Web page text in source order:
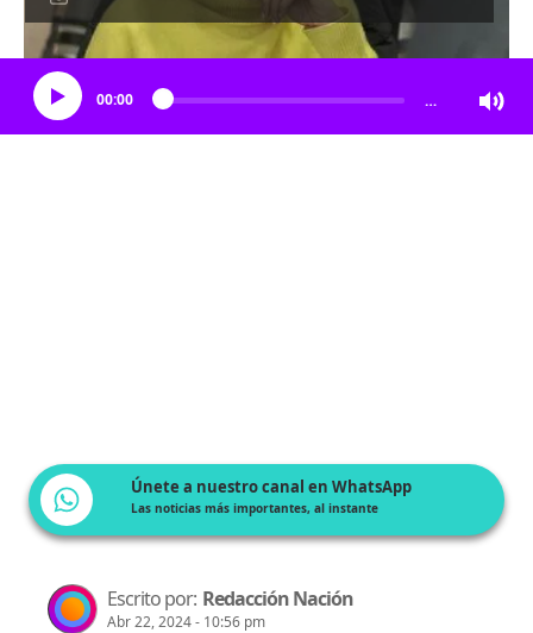
Escucha el artículo
00:00 …
Únete a nuestro canal en WhatsApp
Las noticias más importantes, al instante
Escrito por: Redacción Nación
Abr 22, 2024 - 10:56 pm